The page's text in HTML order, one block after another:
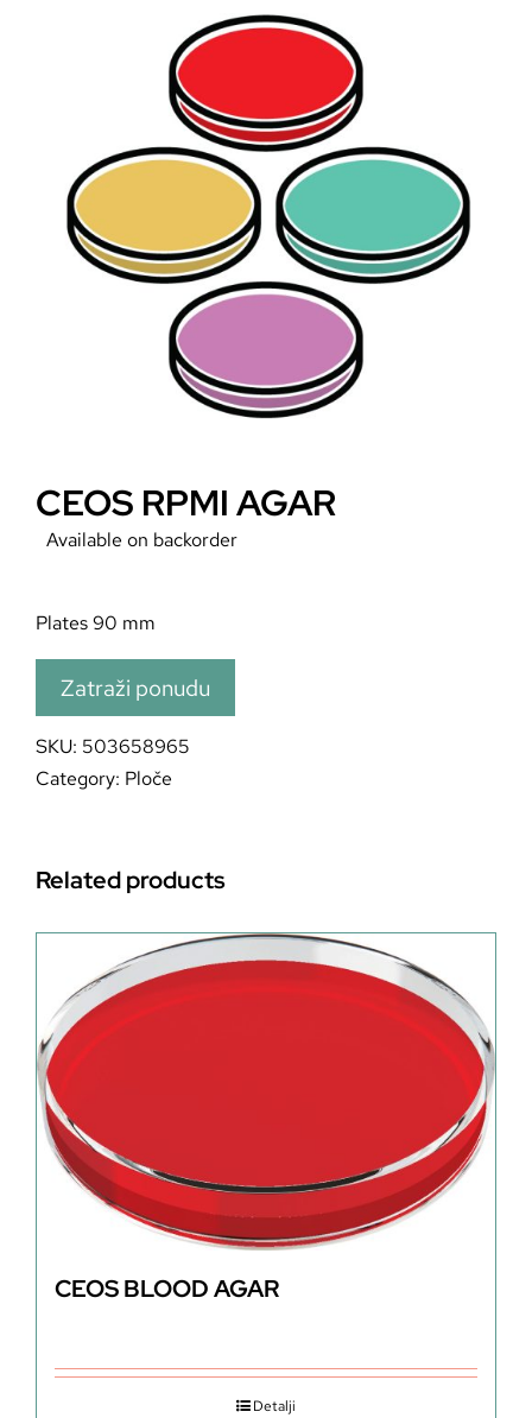
CEOS RPMI AGAR
Available on backorder
Plates 90 mm
Zatraži ponudu
SKU: 503658965
Category: Ploče
Related products
CEOS BLOOD AGAR
Detalji